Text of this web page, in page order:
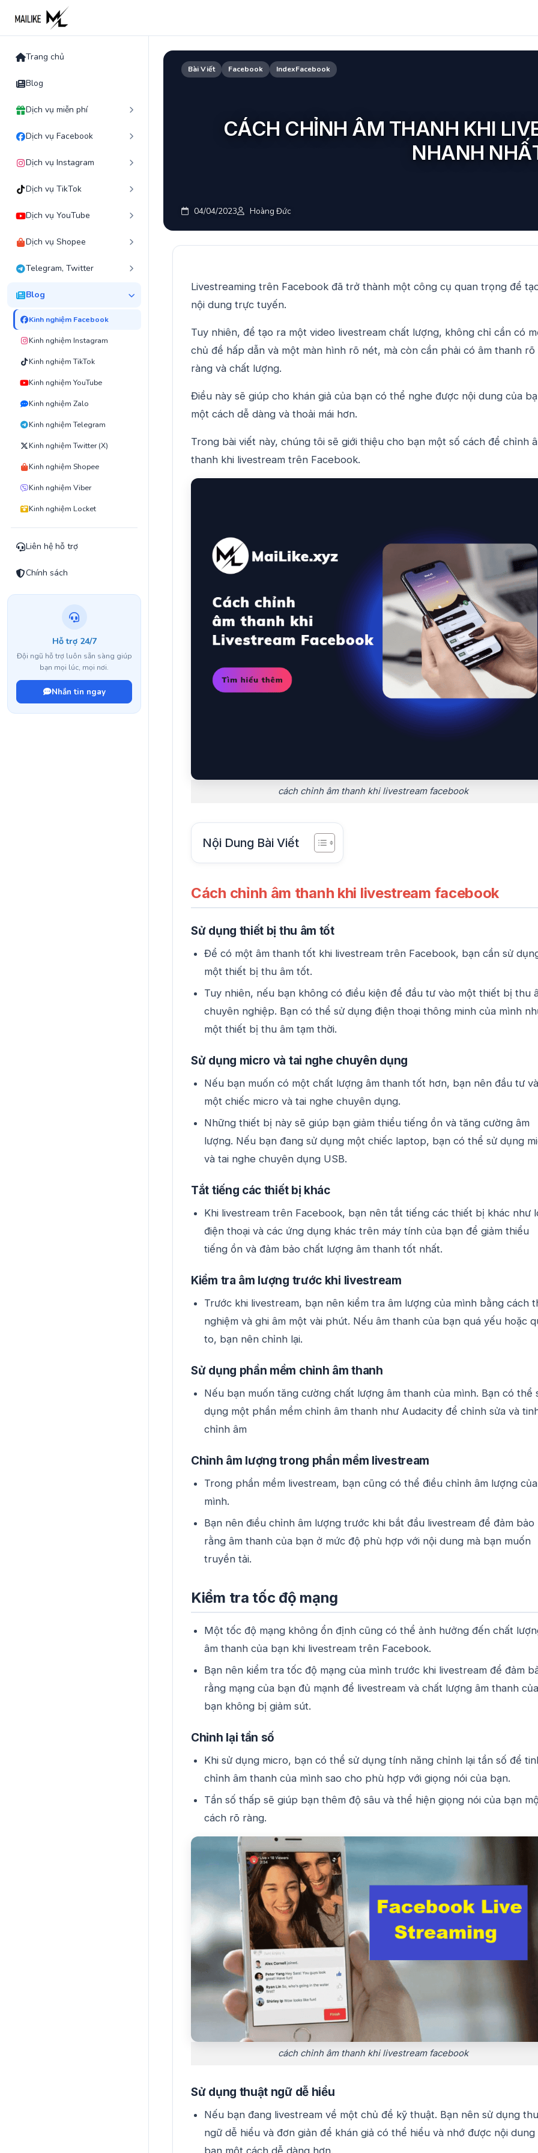
content
Trang chủ
Blog
Dịch vụ miễn phí
Dịch vụ Facebook
Dịch vụ Instagram
Dịch vụ TikTok
Dịch vụ YouTube
Dịch vụ Shopee
Telegram, Twitter
Blog
Kinh nghiệm Facebook
Kinh nghiệm Instagram
Kinh nghiệm TikTok
Kinh nghiệm YouTube
Kinh nghiệm Zalo
Kinh nghiệm Telegram
Kinh nghiệm Twitter (X)
Kinh nghiệm Shopee
Kinh nghiệm Viber
Kinh nghiệm Locket
Liên hệ hỗ trợ
Chính sách
Hỗ trợ 24/7
Đội ngũ hỗ trợ luôn sẵn sàng giúp
bạn mọi lúc, mọi nơi.
Nhắn tin ngay
Bài Viết Facebook IndexFacebook
CÁCH CHỈNH ÂM THANH KHI
NHANH
04/04/2023 Hoàng Đức
Livestreaming trên Facebook đã trở thành một công cụ quan trọng để
nội dung trực tuyến.
Tuy nhiên, để tạo ra một video livestream chất lượng, không chỉ cần có
chủ đề hấp dẫn và một màn hình rõ nét, mà còn cần phải có âm thanh rõ
ràng và chất lượng.
Điều này sẽ giúp cho khán giả của bạn có thể nghe được nội dung của
một cách dễ dàng và thoải mái hơn.
Trong bài viết này, chúng tôi sẽ giới thiệu cho bạn một số cách để chỉnh
thanh khi livestream trên Facebook.
cách chỉnh âm thanh khi livestream facebook
Nội Dung Bài Viết
Cách chỉnh âm thanh khi livestream facebook
Sử dụng thiết bị thu âm tốt
Để có một âm thanh tốt khi livestream trên Facebook, bạn cần sử
một thiết bị thu âm tốt.
Tuy nhiên, nếu bạn không có điều kiện để đầu tư vào một thiết bị thu
chuyên nghiệp. Bạn có thể sử dụng điện thoại thông minh của mình
một thiết bị thu âm tạm thời.
Sử dụng micro và tai nghe chuyên dụng
Nếu bạn muốn có một chất lượng âm thanh tốt hơn, bạn nên đầu tư
một chiếc micro và tai nghe chuyên dụng.
Những thiết bị này sẽ giúp bạn giảm thiểu tiếng ồn và tăng cường âm
lượng. Nếu bạn đang sử dụng một chiếc laptop, bạn có thể sử dụng
và tai nghe chuyên dụng USB.
Tắt tiếng các thiết bị khác
Khi livestream trên Facebook, bạn nên tắt tiếng các thiết bị khác như
điện thoại và các ứng dụng khác trên máy tính của bạn để giảm thiểu
tiếng ồn và đảm bảo chất lượng âm thanh tốt nhất.
Kiểm tra âm lượng trước khi livestream
Trước khi livestream, bạn nên kiểm tra âm lượng của mình bằng cách
nghiệm và ghi âm một vài phút. Nếu âm thanh của bạn quá yếu hoặc
to, bạn nên chỉnh lại.
Sử dụng phần mềm chỉnh âm thanh
Nếu bạn muốn tăng cường chất lượng âm thanh của mình. Bạn có thể
dụng một phần mềm chỉnh âm thanh như Audacity để chỉnh sửa và
chỉnh âm
Chỉnh âm lượng trong phần mềm livestream
Trong phần mềm livestream, bạn cũng có thể điều chỉnh âm lượng của
mình.
Bạn nên điều chỉnh âm lượng trước khi bắt đầu livestream để đảm bảo
rằng âm thanh của bạn ở mức độ phù hợp với nội dung mà bạn muốn
truyền tải.
Kiểm tra tốc độ mạng
Một tốc độ mạng không ổn định cũng có thể ảnh hưởng đến chất
âm thanh của bạn khi livestream trên Facebook.
Bạn nên kiểm tra tốc độ mạng của mình trước khi livestream để đảm
rằng mạng của bạn đủ mạnh để livestream và chất lượng âm thanh của
bạn không bị giảm sút.
Chỉnh lại tần số
Khi sử dụng micro, bạn có thể sử dụng tính năng chỉnh lại tần số để
chỉnh âm thanh của mình sao cho phù hợp với giọng nói của bạn.
Tần số thấp sẽ giúp bạn thêm độ sâu và thể hiện giọng nói của bạn
cách rõ ràng.
cách chỉnh âm thanh khi livestream facebook
Sử dụng thuật ngữ dễ hiểu
Nếu bạn đang livestream về một chủ đề kỹ thuật. Bạn nên sử dụng
ngữ dễ hiểu và đơn giản để khán giả có thể hiểu và nhớ được nội dung
bạn một cách dễ dàng hơn.